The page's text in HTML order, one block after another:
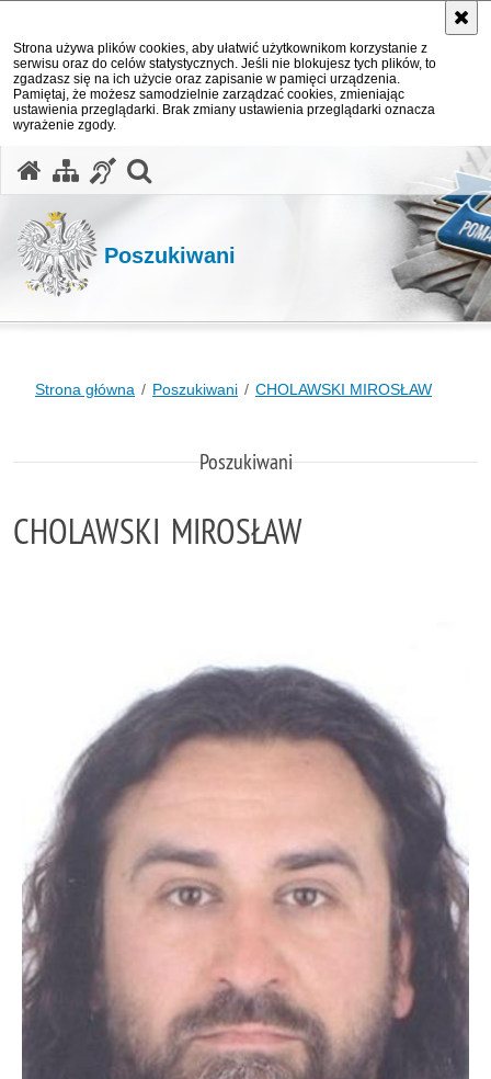
Strona używa plików cookies, aby ułatwić użytkownikom korzystanie z
serwisu oraz do celów statystycznych. Jeśli nie blokujesz tych plików, to
zgadzasz się na ich użycie oraz zapisanie w pamięci urządzenia.
Pamiętaj, że możesz samodzielnie zarządzać cookies, zmieniając
ustawienia przeglądarki. Brak zmiany ustawienia przeglądarki oznacza
wyrażenie zgody.
Poszukiwani
Strona główna Poszukiwani CHOLAWSKI MIROSŁAW
Poszukiwani
CHOLAWSKI MIROSŁAW